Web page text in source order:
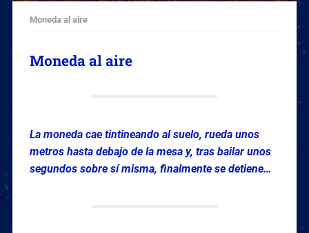
Moneda al aire
Moneda al aire
La moneda cae tintineando al suelo, rueda unos
metros hasta debajo de la mesa y, tras bailar unos
segundos sobre sí misma, finalmente se detiene…